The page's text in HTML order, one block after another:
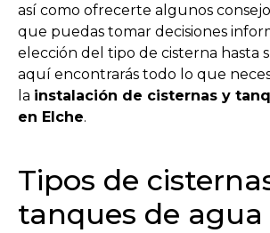
así como ofrecerte algunos
que puedas tomar decisiones
elección del tipo de cisterna hasta
aquí encontrarás todo lo que
la instalación de cisternas y
en Elche.
Tipos de
tanques de agua